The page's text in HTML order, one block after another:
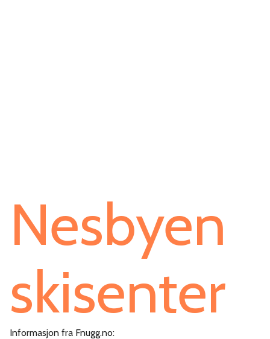
Nesbyen
skisenter
Informasjon fra Fnugg.no: